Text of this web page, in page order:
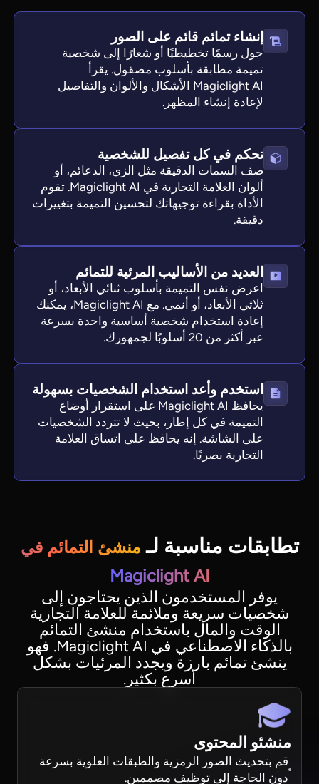
إنشاء تمائم قائم على الصور
حول رسمًا تخطيطيًا أو شعارًا إلى شخصية
تميمة مطابقة بأسلوب مصقول. يقرأ
Magiclight AI الأشكال والألوان والتفاصيل
لإعادة إنشاء المظهر.
تحكم في كل تفصيل للشخصية
صف السمات الدقيقة مثل الزي، الدعائم، أو
ألوان العلامة التجارية في Magiclight AI. تقوم
الأداة بقراءة توجيهاتك لتحسين التميمة بتغييرات
دقيقة.
العديد من الأساليب المرئية للتمائم
اعرض نفس التميمة بأسلوب ثنائي الأبعاد، أو
ثلاثي الأبعاد، أو أنمي. مع Magiclight AI، يمكنك
إعادة استخدام شخصية أساسية واحدة بسرعة
عبر أكثر من 20 أسلوبًا لجمهورك.
استخدم وأعد استخدام الشخصيات بسهولة
يحافظ Magiclight AI على استقرار أوضاع
التميمة في كل إطار، بحيث لا تتردد الشخصيات
على الشاشة. إنه يحافظ على اتساق العلامة
التجارية بصريًا.
تطابقات مناسبة لـ منشئ التمائم في
Magiclight AI
يوفر المستخدمون الذين يحتاجون إلى
شخصيات سريعة وملائمة للعلامة التجارية
الوقت والمال باستخدام منشئ التمائم
بالذكاء الاصطناعي في Magiclight AI. فهو
ينشئ تمائم بارزة ويجدد المرئيات بشكل
أسرع بكثير.
منشئو المحتوى
قم بتحديث الصور الرمزية والطبقات العلوية بسرعة
دون الحاجة إلى توظيف مصممين.